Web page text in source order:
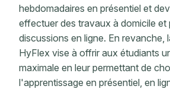
hebdomadaires en présentiel et
effectuer des travaux à domicile et
discussions en ligne. En revanche,
HyFlex vise à offrir aux étudiants
maximale en leur permettant de
l'apprentissage en présentiel, en